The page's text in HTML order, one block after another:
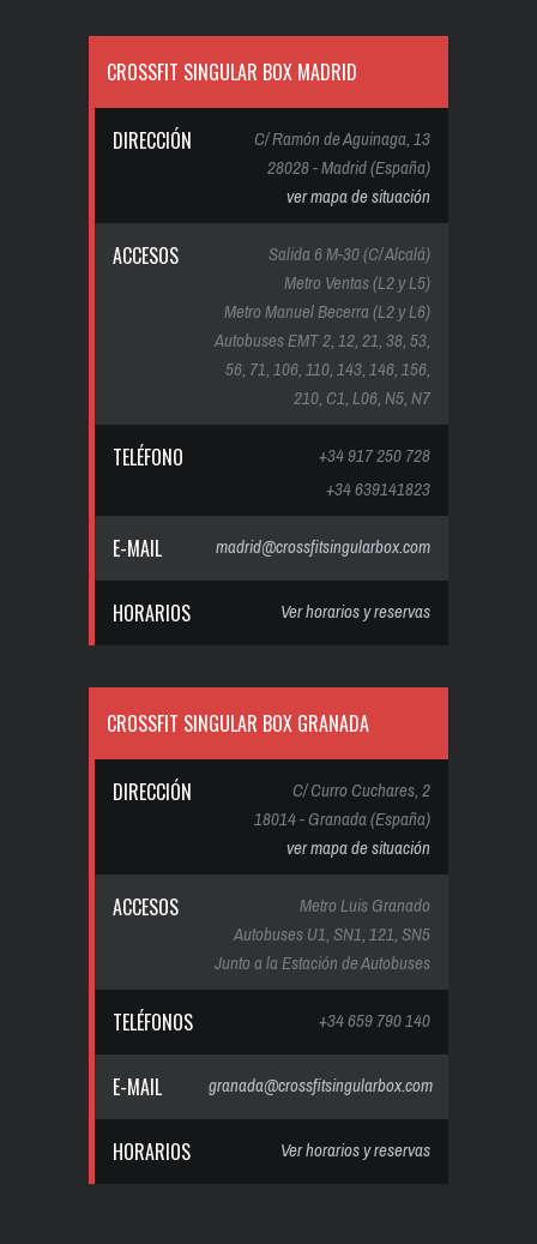
CROSSFIT SINGULAR BOX MADRID
DIRECCIÓN
C/ Ramón de Aguinaga, 13
28028 - Madrid (España)
ver mapa de situación
ACCESOS
Salida 6 M-30 (C/ Alcalá)
Metro Ventas (L2 y L5)
Metro Manuel Becerra (L2 y L6)
Autobuses EMT 2, 12, 21, 38, 53,
56, 71, 106, 110, 143, 146, 156,
210, C1, L06, N5, N7
TELÉFONO
+34 917 250 728
+34 639141823
E-MAIL madrid@crossfitsingularbox.com
HORARIOS Ver horarios y reservas
CROSSFIT SINGULAR BOX GRANADA
DIRECCIÓN
C/ Curro Cuchares, 2
18014 - Granada (España)
ver mapa de situación
ACCESOS
Metro Luis Granado
Autobuses U1, SN1, 121, SN5
Junto a la Estación de Autobuses
TELÉFONOS +34 659 790 140
E-MAIL granada@crossfitsingularbox.com
HORARIOS Ver horarios y reservas